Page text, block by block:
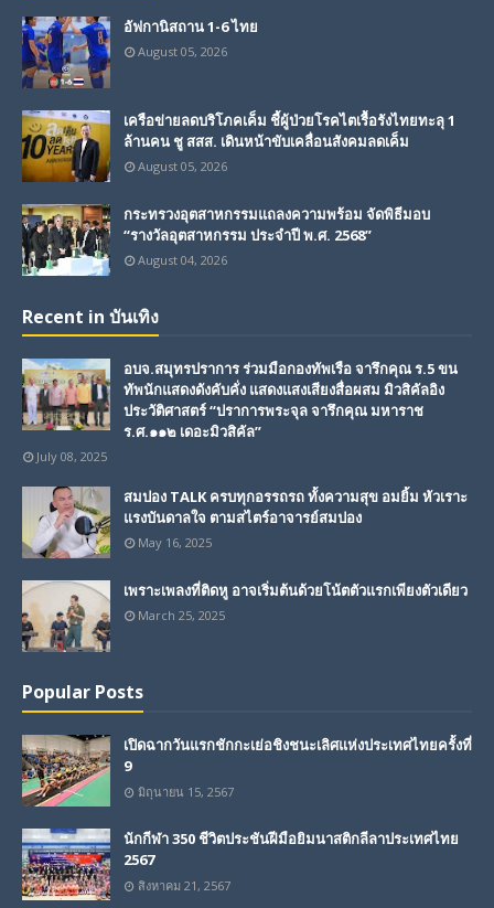
อัฟกานิสถาน 1-6 ไทย
August 05, 2026
เครือข่ายลดบริโภคเค็ม ชี้ผู้ป่วยโรคไตเรื้อรังไทยทะลุ 1
ล้านคน ชู สสส. เดินหน้าขับเคลื่อนสังคมลดเค็ม
August 05, 2026
กระทรวงอุตสาหกรรมแถลงความพร้อม จัดพิธีมอบ
“รางวัลอุตสาหกรรม ประจำปี พ.ศ. 2568”
August 04, 2026
Recent in บันเทิง
อบจ.สมุทรปราการ ร่วมมือกองทัพเรือ จารึกคุณ ร.5 ขน
ทัพนักแสดงดังคับคั่ง แสดงแสงเสียงสื่อผสม มิวสิคัลอิง
ประวัติศาสตร์ “ปราการพระจุล จารึกคุณ มหาราช
ร.ศ.๑๑๒ เดอะมิวสิคัล”
July 08, 2025
สมปอง TALK ครบทุกอรรถรถ ทั้งความสุข อมยิ้ม หัวเราะ
แรงบันดาลใจ ตามสไตร์อาจารย์สมปอง
May 16, 2025
เพราะเพลงที่ติดหู อาจเริ่มต้นด้วยโน้ตตัวแรกเพียงตัวเดียว
March 25, 2025
Popular Posts
เปิดฉากวันแรกชักกะเย่อชิงชนะเลิศแห่งประเทศไทยครั้งที่
9
มิถุนายน 15, 2567
นักกีฬา 350 ชีวิตประชันฝีมือยิมนาสติกลีลาประเทศไทย
2567
สิงหาคม 21, 2567